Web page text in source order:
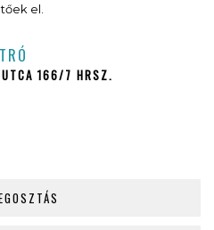
el.
UTCA 166/7 HRSZ.